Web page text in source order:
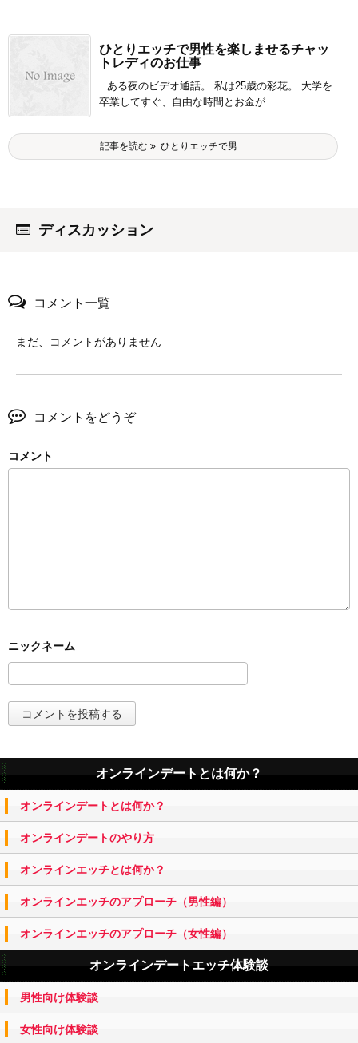
ひとりエッチで男性を楽しませるチャッ
トレディのお仕事
ある夜のビデオ通話。 私は25歳の彩花。 大学を
卒業してすぐ、自由な時間とお金が ...
記事を読む ひとりエッチで男 ...
ディスカッション
コメント一覧
まだ、コメントがありません
コメントをどうぞ
コメント
オンラインデートとは何か？
オンラインデートとは何か？
オンラインデートのやり方
オンラインエッチとは何か？
オンラインエッチのアプローチ（男性編）
オンラインエッチのアプローチ（女性編）
オンラインデートエッチ体験談
男性向け体験談
女性向け体験談